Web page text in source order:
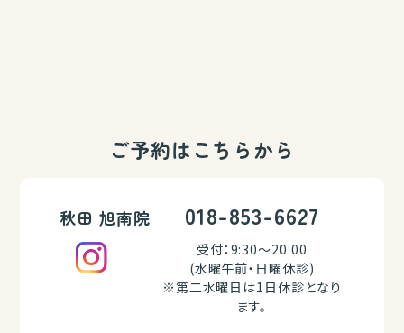
ご予約はこちらから
秋田 旭南院 018-853-6627
受付：9:30～20:00
(水曜午前・日曜休診)
※第二水曜日は1日休診となり
ます。